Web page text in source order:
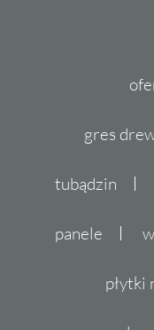
gres
tubądzin
panele
płytki